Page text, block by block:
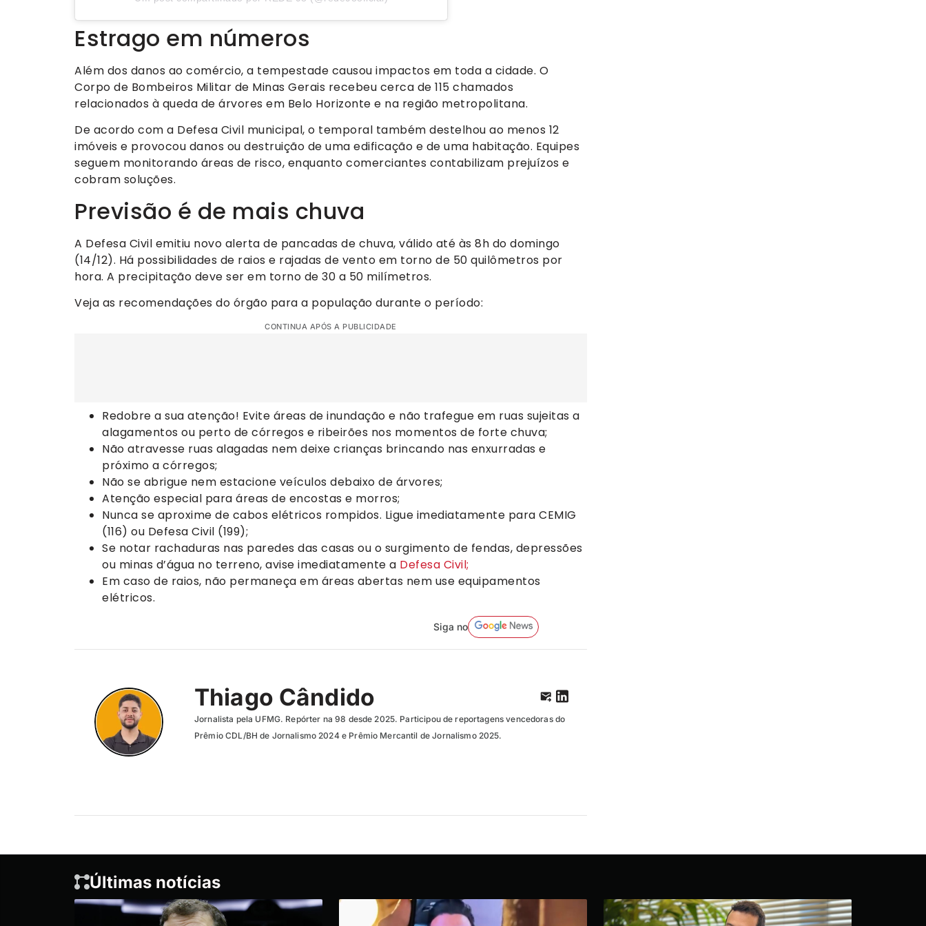
Estrago em números
Além dos danos ao comércio, a tempestade causou impactos em toda a cidade. O
Corpo de Bombeiros Militar de Minas Gerais recebeu cerca de 115 chamados
relacionados à queda de árvores em Belo Horizonte e na região metropolitana.
De acordo com a Defesa Civil municipal, o temporal também destelhou ao menos 12
imóveis e provocou danos ou destruição de uma edificação e de uma habitação. Equipes
seguem monitorando áreas de risco, enquanto comerciantes contabilizam prejuízos e
cobram soluções.
Previsão é de mais chuva
A Defesa Civil emitiu novo alerta de pancadas de chuva, válido até às 8h do domingo
(14/12). Há possibilidades de raios e rajadas de vento em torno de 50 quilômetros por
hora. A precipitação deve ser em torno de 30 a 50 milímetros.
Veja as recomendações do órgão para a população durante o período:
CONTINUA APÓS A PUBLICIDADE
Redobre a sua atenção! Evite áreas de inundação e não trafegue em ruas sujeitas a
alagamentos ou perto de córregos e ribeirões nos momentos de forte chuva;
Não atravesse ruas alagadas nem deixe crianças brincando nas enxurradas e
próximo a córregos;
Não se abrigue nem estacione veículos debaixo de árvores;
Atenção especial para áreas de encostas e morros;
Nunca se aproxime de cabos elétricos rompidos. Ligue imediatamente para CEMIG
(116) ou Defesa Civil (199);
Se notar rachaduras nas paredes das casas ou o surgimento de fendas, depressões
ou minas d’água no terreno, avise imediatamente a Defesa Civil;
Em caso de raios, não permaneça em áreas abertas nem use equipamentos
elétricos.
Siga no
Thiago Cândido
Jornalista pela UFMG. Repórter na 98 desde 2025. Participou de reportagens vencedoras do
Prêmio CDL/BH de Jornalismo 2024 e Prêmio Mercantil de Jornalismo 2025.
Últimas notícias